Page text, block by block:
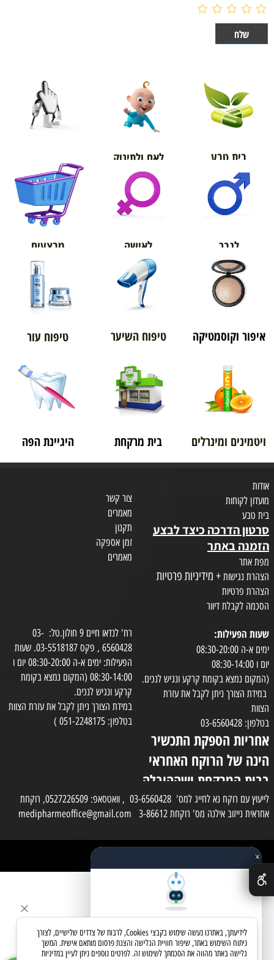
בית טבע לאם ולתינוק
אורטופדיה
לגבר לאישה מבצעים
איפור וקוסמטיקה טיפוח השיער טיפוח עור
ויטמינים ומינרלים בית מרקחת היגיינת הפה
אודות
מועדון לקוחות
בית טבע
סרטון הדרכה כיצד לבצע
הזמנה באתר
מפת אתר
הצהרת נגישות + מידיניות פרטיות
הצהרת פרטיות
הסכמה לקבלת דיוור
צור קשר
מאמרים
תקנון
זמן אספקה
מאמרים
שעות הפעילות:
ימים א-ה 08:30-20:00
יום ו 08:30-14:00
(המקום נמצא בקומת קרקע ונגיש לנכים.
במידת הצורך ניתן לקבל את עזרת
הצוות
בטלפון: 03-6560428
אחריות הספקת התכשיר
הינה של הרוקח האחראי
בבית המרקחת ושההובלה
בפועל תעשה בעזרת
השליח
רח' לנדאו חיים 9 חולון.טל: 03-
6560428 , פקס 03-5518187. שעות
הפעילות: ימים א-ה 08:30-20:00 יום ו
08:30-14:00 (המקום נמצא בקומת
קרקע ונגיש לנכים.
במידת הצורך ניתן לקבל את עזרת הצוות
בטלפון: 051-2248175 )
לייעוץ עם רוקח נא לחייג למס' 03-6560428 , וואטסאפ: 0527226509, רוקחת
אחראית נייזוב אילנה מס' רוקחת 3-86612 medipharmeoffice@gmail.com
✕×
שאלו את העוזר החכם
מחפשים מוצר? אני כאן כדי לעזור
לידיעתך, באתרנו נעשה שימוש בקבצי Cookies, לרבות של צדדים שלישיים, לצורך
ניתוח השימוש באתר, שיפור חוויית הגלישה והצגת פרסום מותאם אישית. המשך
גלישה באתר מהווה את הסכמתך לשימוש זה. לפרטים נוספים ניתן לעיין במדיניות